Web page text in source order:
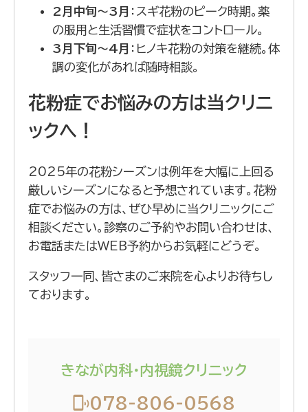
2月中旬～3月 ：スギ花粉のピーク時期。薬
の服用と生活習慣で症状をコントロール。
3月下旬～4月 ：ヒノキ花粉の対策を継続。体
調の変化があれば随時相談。
花粉症でお悩みの方は当クリニ
ックへ！
2025年の花粉シーズンは例年を大幅に上回る
厳しいシーズンになると予想されています。花粉
症でお悩みの方は、ぜひ早めに当クリニックにご
相談ください。診察のご予約やお問い合わせは、
お電話またはWEB予約からお気軽にどうぞ。
スタッフ一同、皆さまのご来院を心よりお待ちし
ております。
きなが内科・内視鏡クリニック
078-806-0568